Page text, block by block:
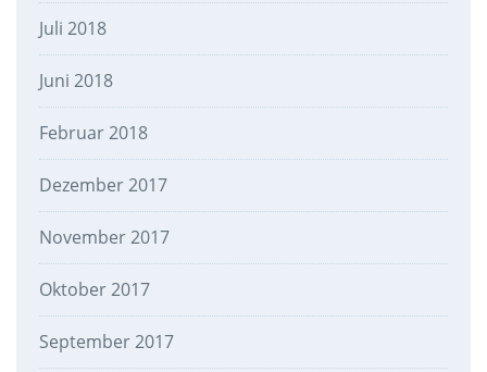
Juli 2018
Juni 2018
Februar 2018
Dezember 2017
November 2017
Oktober 2017
September 2017